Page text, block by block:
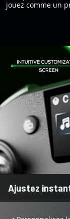
jouez comme un
Ajustez